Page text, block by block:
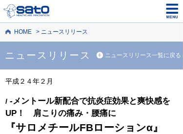
HOME ニュースリリース
ニュースリリース ニュースリリース一覧に戻る
平成２４年２月
l ‐メントール新配合で抗炎症効果と爽快感を
UP！ 肩こりの痛み・腰痛に
『サロメチールFBローションα』